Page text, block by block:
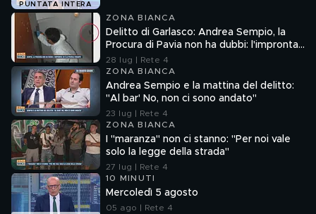
PUNTATA INTERA
ZONA BIANCA
Delitto di Garlasco: Andrea Sempio, la
Procura di Pavia non ha dubbi: l'impronta
33 è la pistola fumante
28 lug | Rete 4
ZONA BIANCA
Andrea Sempio e la mattina del delitto:
"Al bar' No, non ci sono andato"
23 lug | Rete 4
ZONA BIANCA
I "maranza" non ci stanno: "Per noi vale
solo la legge della strada"
27 lug | Rete 4
10 MINUTI
Mercoledì 5 agosto
05 ago | Rete 4